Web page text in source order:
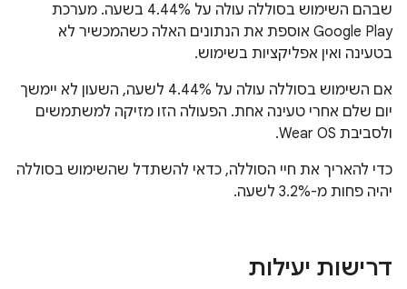
שבהם השימוש בסוללה עולה על 4.44% בשעה. מערכת
Google Play אוספת את הנתונים האלה כשהמכשיר לא
בטעינה ואין אפליקציות בשימוש.
אם השימוש בסוללה עולה על 4.44% לשעה, השעון לא יימשך
יום שלם אחרי טעינה אחת. הפעולה הזו מזיקה למשתמשים
ולסביבת Wear OS.
כדי להאריך את חיי הסוללה, כדאי להשתדל שהשימוש בסוללה
יהיה פחות מ-3.2% לשעה.
דרישות יעילות